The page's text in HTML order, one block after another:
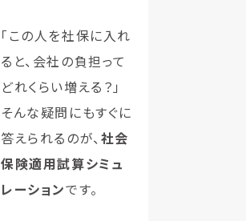
「この人を社保に入れ
ると、会社の負担って
どれくらい増える？」
そんな疑問にもすぐに
答えられるのが、 社会
保険適用試算シミュ
レーションです。